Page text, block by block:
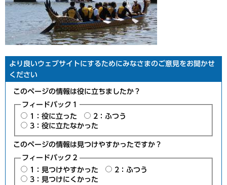
より良いウェブサイトにするためにみなさまのご意見をお聞かせ
ください
このページの情報は役に立ちましたか？
フィードバック１
1：役に立った
2：ふつう
3：役に立たなかった
このページの情報は見つけやすかったですか？
フィードバック２
1：見つけやすかった
2：ふつう
3：見つけにくかった